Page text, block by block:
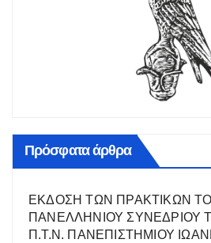
Πρόσφατα άρθρα
ΕΚΔΟΣΗ ΤΩΝ ΠΡΑΚΤΙΚΩΝ
ΠΑΝΕΛΛΗΝΙΟΥ ΣΥΝΕΔΡΙΟΥ
Π.Τ.Ν. ΠΑΝΕΠΙΣΤΗΜΙΟΥ